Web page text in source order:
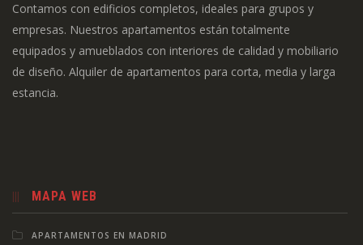
Contamos con edificios completos, ideales para grupos y
empresas. Nuestros apartamentos están totalmente
equipados y amueblados con interiores de calidad y mobiliario
de diseño. Alquiler de apartamentos para corta, media y larga
estancia.
MAPA WEB
APARTAMENTOS EN MADRID